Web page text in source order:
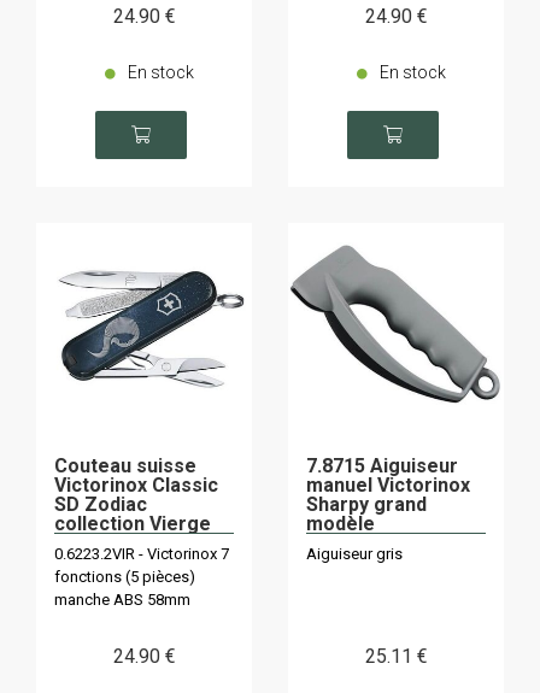
24.90 €
En stock
24.90 €
En stock
Couteau suisse
Victorinox Classic
SD Zodiac
collection Vierge
septembre)
0.6223.2VIR - Victorinox 7
fonctions (5 pièces)
manche ABS 58mm
24.90 €
7.8715 Aiguiseur
manuel Victorinox
Sharpy grand
modèle
Aiguiseur gris
25.11 €